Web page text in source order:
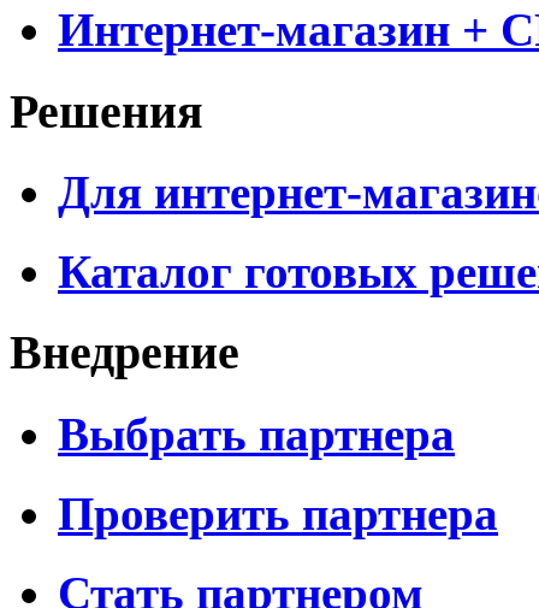
Интернет-магазин +
Решения
Для интернет-
Каталог готовых
Внедрение
Выбрать партнера
Проверить партнера
Стать партнером